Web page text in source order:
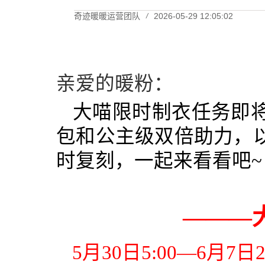
奇迹暖暖运营团队 / 2026-05-29 12:05:02
亲爱的暖粉：
大喵限时制衣任务即
包和公主级双倍助力 ，
时复刻 ， 一起来看看吧~
———大
5月 30 日 5:00—6月 7 日